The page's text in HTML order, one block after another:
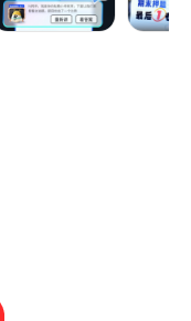
名校分班考》，会
60%时间。
讲解，边刷边学，